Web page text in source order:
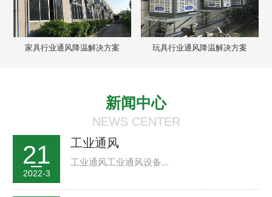
家具行业通风降温解决方案 玩具行业通风降温解决方案
新闻中心
NEWS CENTER
21
2022-3
工业通风
工业通风工业通风设备...